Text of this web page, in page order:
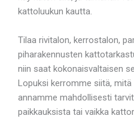
kattoluukun kautta.
Tilaa rivitalon, kerrostalon,
piharakennusten
niin saat kokonaisvaltaisen
Lopuksi kerromme siitä,
annamme mahdollisesti
paikkauksista tai vaikka